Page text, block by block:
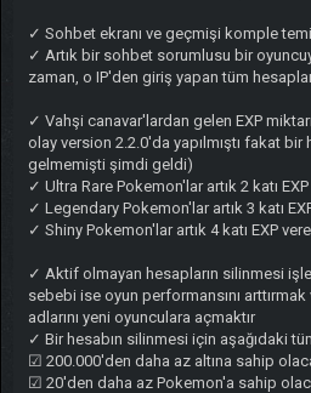
✓ Sohbet ekranı ve geçmişi komple
✓ Artık bir sohbet sorumlusu bir
zaman, o IP'den giriş yapan tüm
✓ Vahşi canavar'lardan gelen EXP
olay version 2.2.0'da yapılmıştı fakat
gelmemişti şimdi geldi)
✓ Ultra Rare Pokemon'lar artık 2 katı
✓ Legendary Pokemon'lar artık 3 katı
✓ Shiny Pokemon'lar artık 4 katı EXP
✓ Aktif olmayan hesapların silinmesi
sebebi ise oyun performansını arttırmak
adlarını yeni oyunculara açmaktır
✓ Bir hesabın silinmesi için aşağıdaki
☑ 200.000'den daha az altına sahip
☑ 20'den daha az Pokemon'a sahip